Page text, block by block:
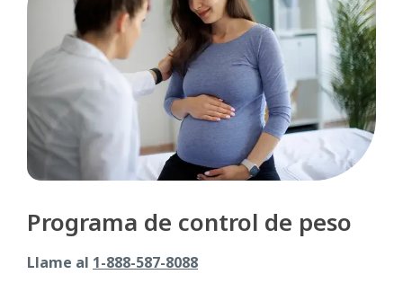
Programa de control de peso
Llame al 1-888-587-8088